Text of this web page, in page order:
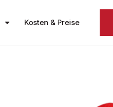
Kosten & Preise